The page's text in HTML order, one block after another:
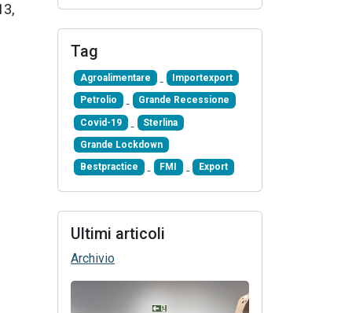
Tag
Agroalimentare Importexport
Petrolio Grande Recessione
Covid-19 Sterlina
Grande Lockdown
Bestpractice FMI Export
Ultimi articoli
Archivio